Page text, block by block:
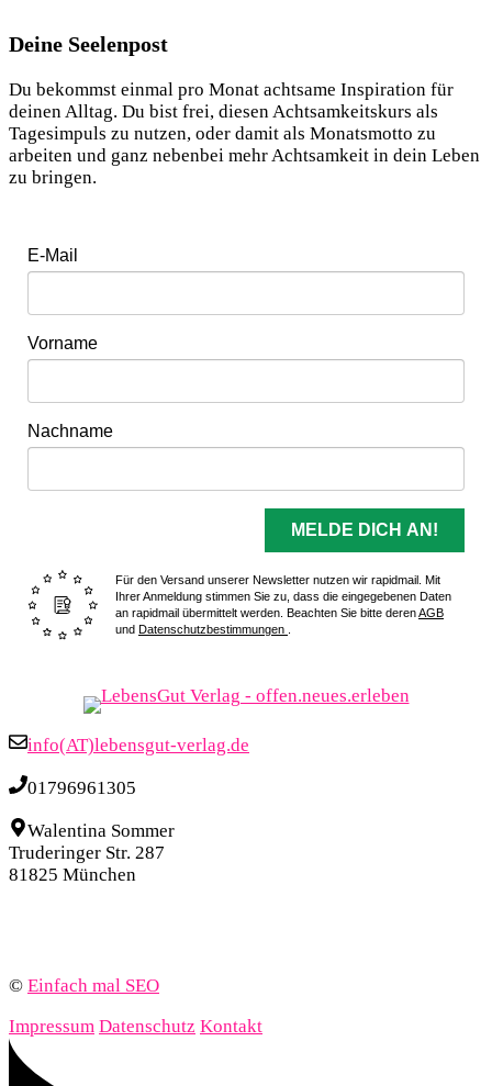
Deine Seelenpost
Du bekommst einmal pro Monat achtsame Inspiration für
deinen Alltag. Du bist frei, diesen Achtsamkeitskurs als
Tagesimpuls zu nutzen, oder damit als Monatsmotto zu
arbeiten und ganz nebenbei mehr Achtsamkeit in dein Leben
zu bringen.
E-Mail
Vorname
Nachname
MELDE DICH AN!
Für den Versand unserer Newsletter nutzen wir rapidmail. Mit
Ihrer Anmeldung stimmen Sie zu, dass die eingegebenen Daten
an rapidmail übermittelt werden. Beachten Sie bitte derenAGB
und Datenschutzbestimmungen
info(AT)lebensgut-verlag.de
01796961305
Walentina Sommer
Truderinger Str. 287
81825 München
© Einfach mal SEO
Impressum Datenschutz Kontakt